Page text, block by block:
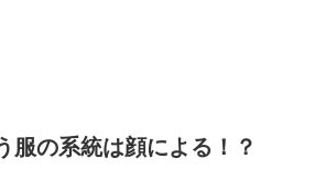
服の系統は顔による！？